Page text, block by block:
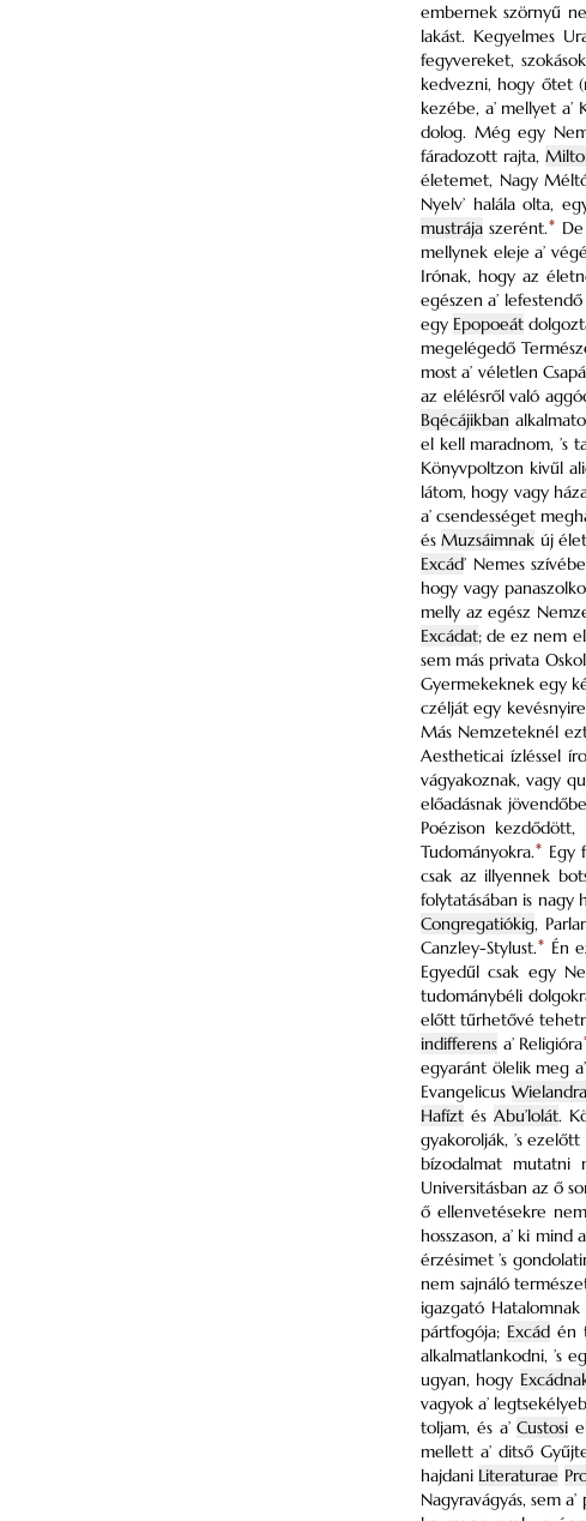
embernek szörnyű
lakást. Kegyelmes
fegyvereket,
kedvezni, hogy őtet
kezébe, a’ mellyet
dolog. Még egy
fáradozott rajta,
életemet, Nagy
Nyelv’ halála olta,
mustrája szerént.*
mellynek eleje a’
Irónak, hogy az
egészen a’
egy Epopoeát
megelégedő
most a’ véletlen
az elélésről való
Bqécájikban
el kell maradnom, ’s
Könyvpoltzon kivűl
látom, hogy vagy
a’ csendességet
ésMuzsáimnak új
Excád’ Nemes
hogy vagy
melly az egész
Excádat; de ez nem
sem más privata
Gyermekeknek egy
czélját egy
Más Nemzeteknél
Aestheticai ízléssel
vágyakoznak, vagy
előadásnak
Poézison
Tudományokra.*
Egy
csak az illyennek
folytatásában is nagy
Congregatiókig,
Canzley-Stylust.* Én
Egyedűl csak egy
tudománybéli
előtt tűrhetővé
indifferens a’ Religióra
egyaránt ölelik meg a’
Evangelicus Wielandra
Hafízt és Abu’lolát.
gyakorolják, ’s ezelőtt
bízodalmat mutatni
Universitásban az ő
ő ellenvetésekre
hosszason, a’ ki
érzésimet ’s
nem sajnáló
igazgató
pártfogója; Excádén
alkalmatlankodni, ’s
ugyan, hogy
vagyok a’
toljam, és a’Custosi
mellett a’ ditső
hajdani Literaturae
Nagyravágyás, sem